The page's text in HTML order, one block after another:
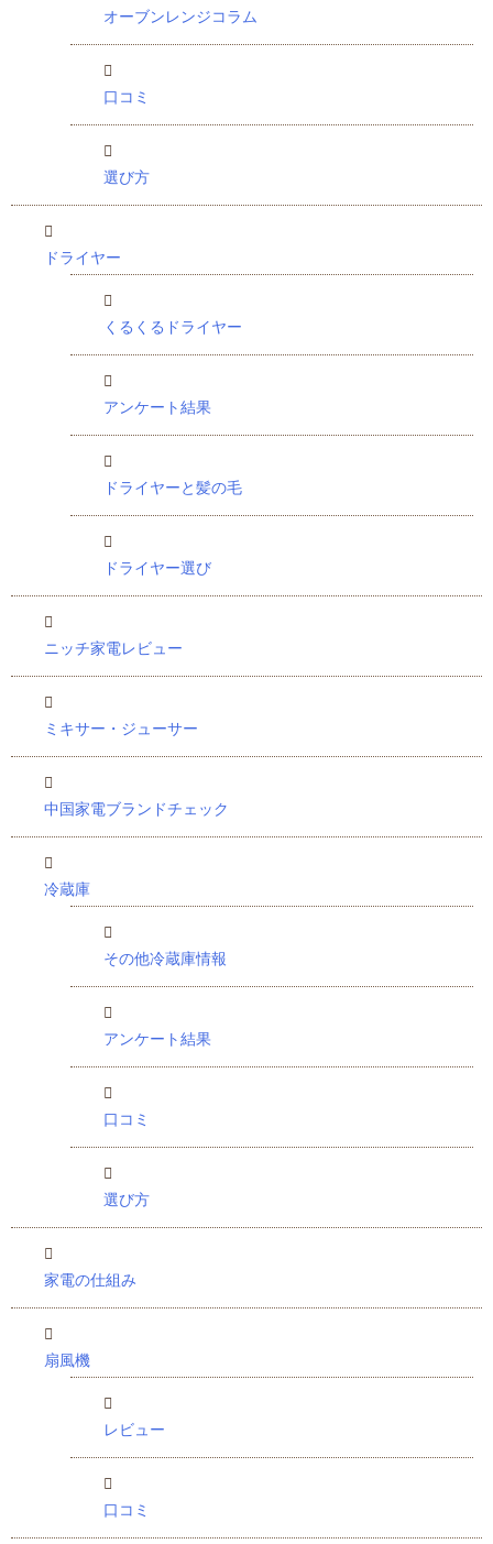
オーブンレンジコラム
口コミ
選び方
ドライヤー
くるくるドライヤー
アンケート結果
ドライヤーと髪の毛
ドライヤー選び
ニッチ家電レビュー
ミキサー・ジューサー
中国家電ブランドチェック
冷蔵庫
その他冷蔵庫情報
アンケート結果
口コミ
選び方
家電の仕組み
扇風機
レビュー
口コミ